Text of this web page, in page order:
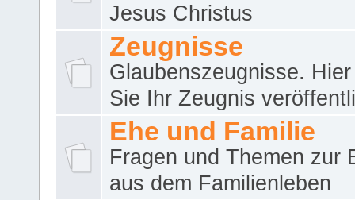
Jesus Christus
Zeugnisse
Glaubenszeugnisse.
Sie Ihr Zeugnis
Ehe und Familie
Fragen und Themen zur
aus dem Familienleben